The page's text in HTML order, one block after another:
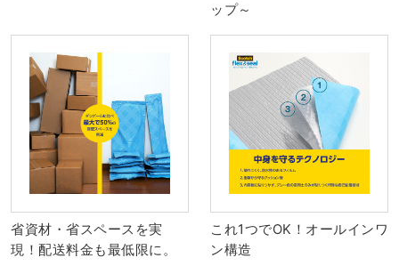
ップ～
省資材・省スペースを実
現！配送料金も最低限に。
これ1つでOK！オールインワ
ン構造